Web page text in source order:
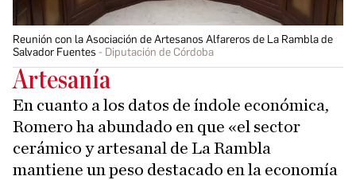
Reunión con la Asociación de Artesanos Alfareros de La Rambla de
Salvador Fuentes
Diputación de Córdoba
Artesanía
En cuanto a los datos de índole económica,
Romero ha abundado en que «el sector
cerámico y artesanal de La Rambla
mantiene un peso destacado en la economía